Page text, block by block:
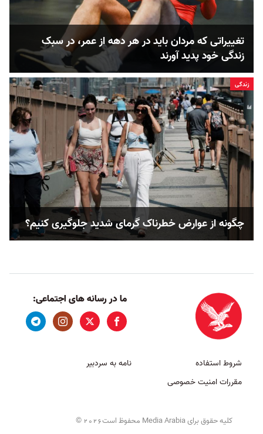
تغییراتی که مردان باید در هر دهه از عمر، در سبک
زندگی خود پدید آورند
زندگی
چگونه از عوارض خطرناک گرمای شدید جلوگیری کنیم؟
ما در رسانه های اجتماعی:
شروط استفاده
مقررات امنیت خصوصی
نامه به سردبیر
کلیه حقوق برای Media Arabia محفوظ است 2026
©